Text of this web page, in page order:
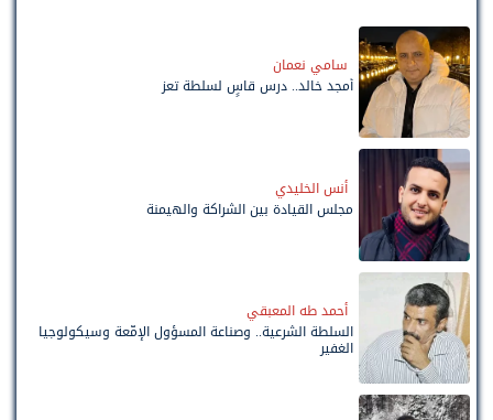
سامي نعمان
أمجد خالد.. درس قاسٍ لسلطة تعز
أنس الخليدي
مجلس القيادة بين الشراكة والهيمنة
أحمد طه المعبقي
السلطة الشرعية.. وصناعة المسؤول الإمّعة وسيكولوجيا
الغفير